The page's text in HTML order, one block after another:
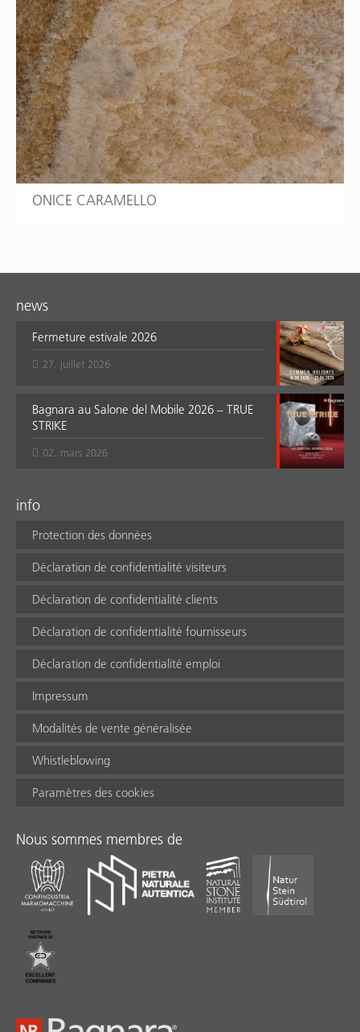
ONICE CARAMELLO
news
Fermeture estivale 2026
27. juillet 2026
Bagnara au Salone del Mobile 2026 – TRUE
STRIKE
02. mars 2026
info
Protection des données
Déclaration de confidentialité visiteurs
Déclaration de confidentialité clients
Déclaration de confidentialité fournisseurs
Déclaration de confidentialité emploi
Impressum
Modalités de vente généralisée
Whistleblowing
Paramètres des cookies
Nous sommes membres de